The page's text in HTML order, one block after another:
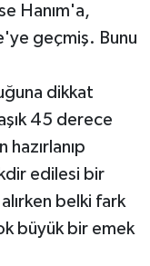
Hanım'a,
geçmiş. Bunu
dikkat
45 derece
hazırlanıp
edilesi bir
belki fark
büyük bir emek